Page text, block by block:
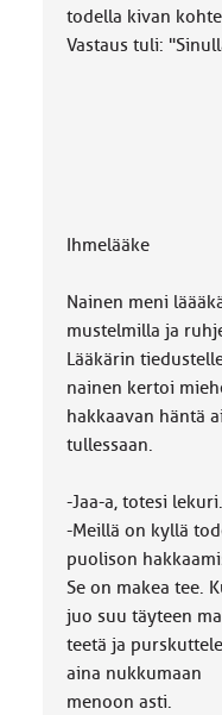
todella kivan
Vastaus tuli:
Ihmelääke
Nainen meni
mustelmilla ja
Lääkärin
nainen kertoi
hakkaavan häntä
tullessaan.
-Jaa-a, totesi
-Meillä on kyllä
puolison
Se on makea tee.
juo suu täyteen
teetä ja
aina nukkumaan
menoon asti.